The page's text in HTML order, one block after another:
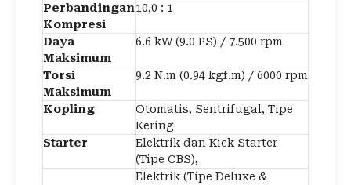
Perbandingan
Kompresi
10,0 : 1
Daya
Maksimum
6.6 kW (9.0 PS) / 7.500 rpm
Torsi
Maksimum
9.2 N.m (0.94 kgf.m) / 6000 rpm
Kopling
Otomatis, Sentrifugal, Tipe
Kering
Starter
Elektrik dan Kick Starter
(Tipe CBS),
Elektrik (Tipe Deluxe &